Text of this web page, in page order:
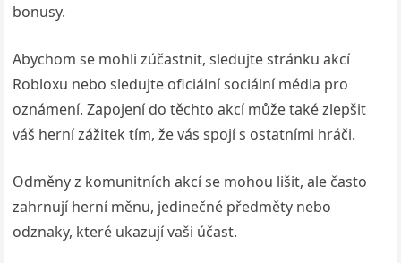
bonusy.
Abychom se mohli zúčastnit, sledujte stránku akcí
Robloxu nebo sledujte oficiální sociální média pro
oznámení. Zapojení do těchto akcí může také zlepšit
váš herní zážitek tím, že vás spojí s ostatními hráči.
Odměny z komunitních akcí se mohou lišit, ale často
zahrnují herní měnu, jedinečné předměty nebo
odznaky, které ukazují vaši účast.